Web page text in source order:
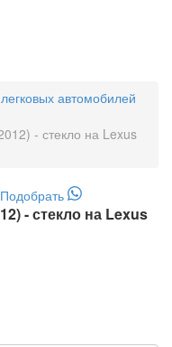
автомобилей
- стекло на Lexus
Подобрать
- стекло на Lexus